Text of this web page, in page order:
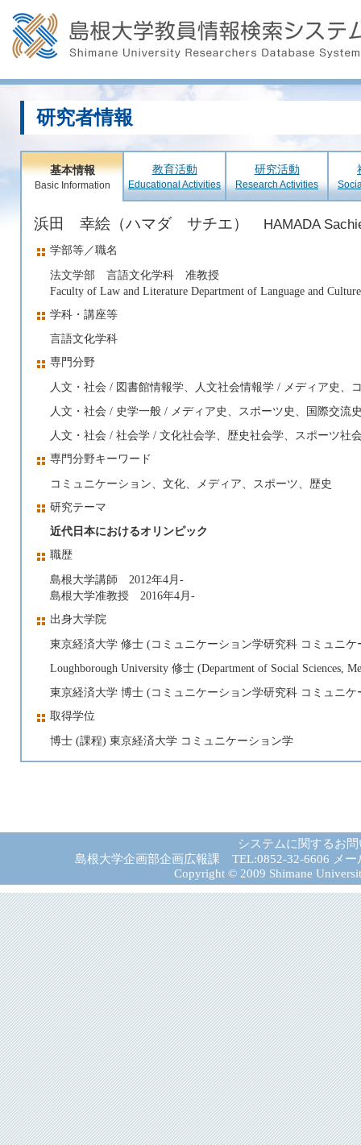
研究者情報
基本情報
Basic Information
教育活動
Educational Activities
研究活動
Research Activities
浜田 幸絵（ハマダ サチエ） HAMADA
学部等／職名
法文学部 言語文化学科 准教授
Faculty of Law and Literature Department of Language and Culture
学科・講座等
言語文化学科
専門分野
人文・社会 / 図書館情報学、人文社会情報学 / メディア史、
人文・社会 / 史学一般 / メディア史、スポーツ史、国際交流
人文・社会 / 社会学 / 文化社会学、歴史社会学、スポーツ社
専門分野キーワード
コミュニケーション、文化、メディア、スポーツ、歴史
研究テーマ
近代日本におけるオリンピック
職歴
島根大学講師 2012年4月-
島根大学准教授 2016年4月-
出身大学院
東京経済大学 修士 (コミュニケーション学研究科 コミュニケ
Loughborough University 修士 (Department of Social Sciences,
東京経済大学 博士 (コミュニケーション学研究科 コミュニケ
取得学位
博士 (課程) 東京経済大学 コミュニケーション学
システムに関するお
島根大学企画部企画広報課 TEL:0852-32-6606 メー
Copyright © 2009 Shimane